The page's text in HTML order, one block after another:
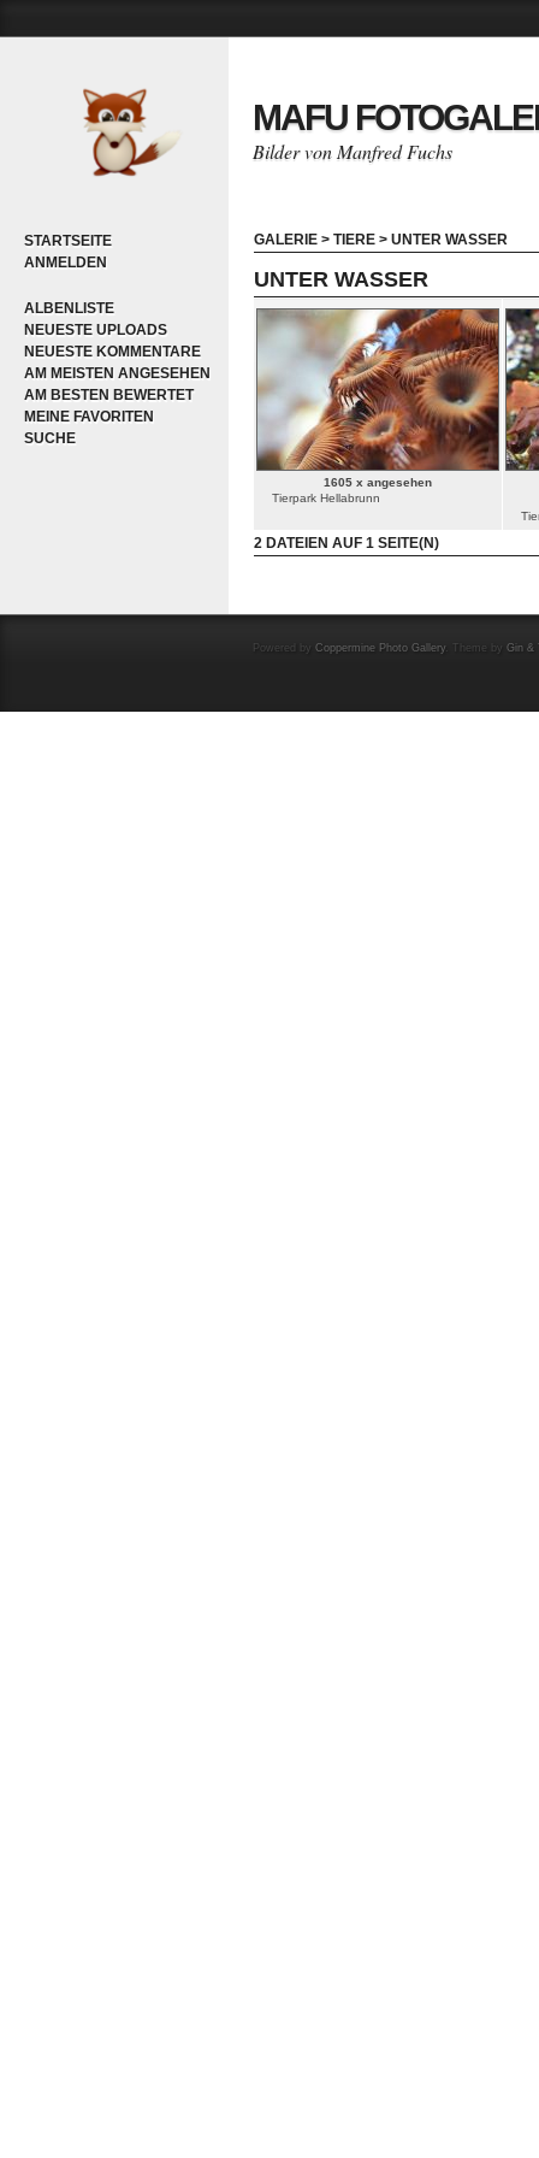
STARTSEITE
ANMELDEN
ALBENLISTE
NEUESTE UPLOADS
NEUESTE KOMMENTARE
AM MEISTEN ANGESEHEN
AM BESTEN BEWERTET
MEINE FAVORITEN
SUCHE
MAFU
Bilder von Manfred Fuchs
GALERIE > TIERE > UNTER WASSER
UNTER WASSER
1605 x angesehen
Tierpark Hellabrunn
2 DATEIEN AUF 1 SEITE(N)
Powered by Coppermine Photo Gallery. Theme by Gin &